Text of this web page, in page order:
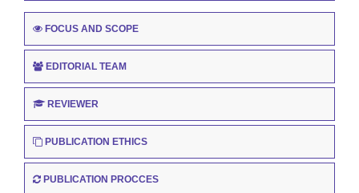
FOCUS AND SCOPE
EDITORIAL TEAM
REVIEWER
PUBLICATION ETHICS
PUBLICATION PROCCES